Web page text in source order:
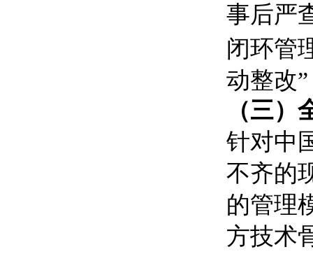
事后严
闭环管
动整改
（三
针对中
不齐的
的管理
方技术